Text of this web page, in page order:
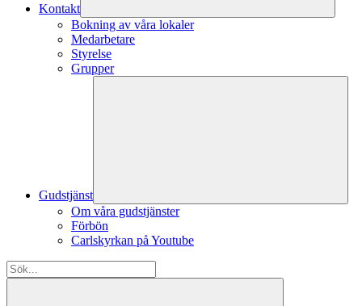
Kontakt
Bokning av våra lokaler
Medarbetare
Styrelse
Grupper
Gudstjänst
Om våra gudstjänster
Förbön
Carlskyrkan på Youtube